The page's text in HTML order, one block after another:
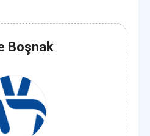
Boşnak